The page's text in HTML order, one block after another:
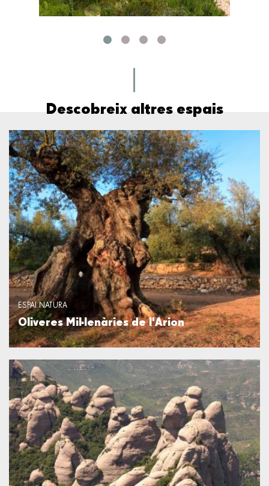
Descobreix altres espais
ESPAI NATURA
Oliveres Mil·lenàries de l'Arion